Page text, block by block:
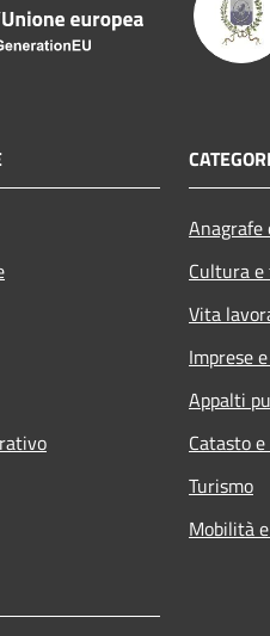
Cultura
Vita
Imprese
Appalti
Catasto
Turismo
Mobilità